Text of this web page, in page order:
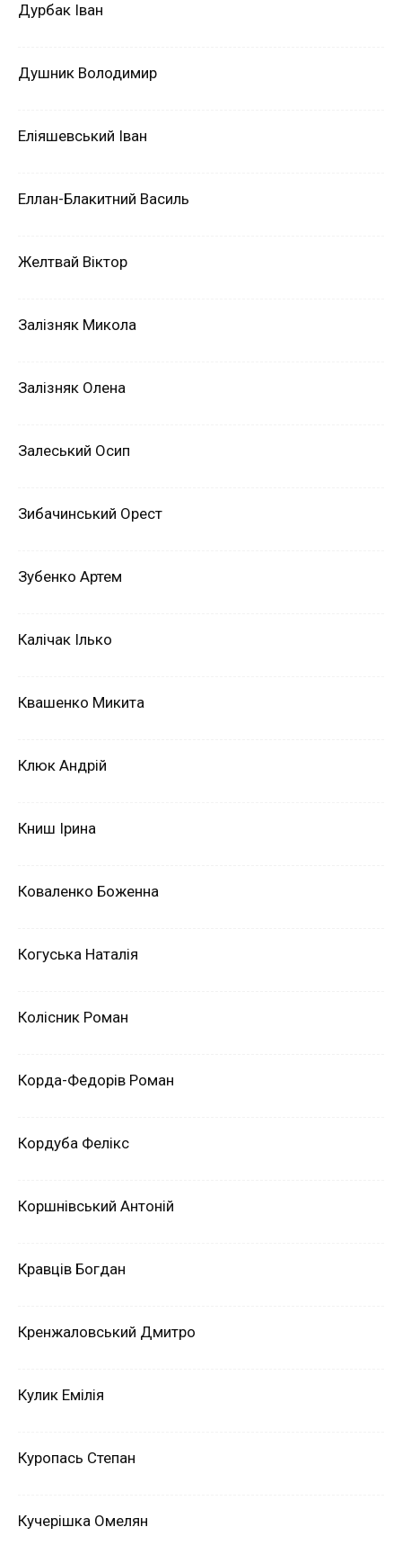
Дурбак Іван
Душник Володимир
Еліяшевський Іван
Еллан-Блакитний Василь
Желтвай Віктор
Залізняк Микола
Залізняк Олена
Залеський Осип
Зибачинський Орест
Зубенко Артем
Калічак Ілько
Квашенко Микита
Клюк Андрій
Книш Ірина
Коваленко Боженна
Когуська Наталія
Колісник Роман
Корда-Федорів Роман
Кордуба Фелікс
Коршнівський Антоній
Кравців Богдан
Кренжаловський Дмитро
Кулик Емілія
Куропась Степан
Кучерішка Омелян